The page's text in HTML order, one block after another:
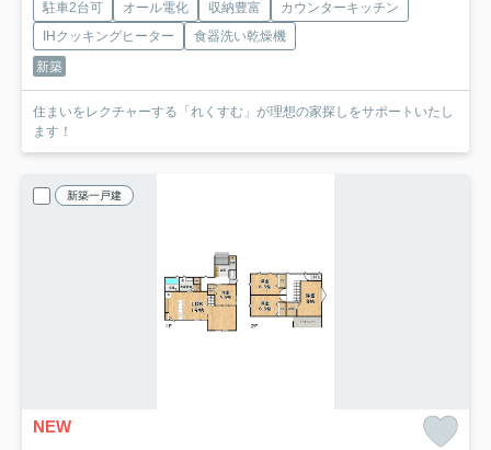
駐車2台可 オール電化 収納豊富
カウンターキッチン
IHクッキングヒーター
食器洗い乾燥機
新築
住まいをレクチャーする「れくすむ」が理想の家探しをサポートいたし
ます！
新築一戸建
NEW